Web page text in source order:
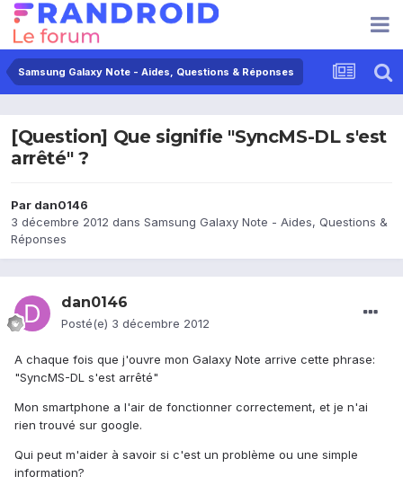
Samsung Galaxy Note - Aides, Questions & Réponses
[Question] Que signifie "SyncMS-DL s'est
arrêté" ?
Par dan0146
3 décembre 2012 dans Samsung Galaxy Note - Aides, Questions &
Réponses
dan0146
Posté(e) 3 décembre 2012
A chaque fois que j'ouvre mon Galaxy Note arrive cette phrase:
"SyncMS-DL s'est arrêté"
Mon smartphone a l'air de fonctionner correctement, et je n'ai
rien trouvé sur google.
Qui peut m'aider à savoir si c'est un problème ou une simple
information?